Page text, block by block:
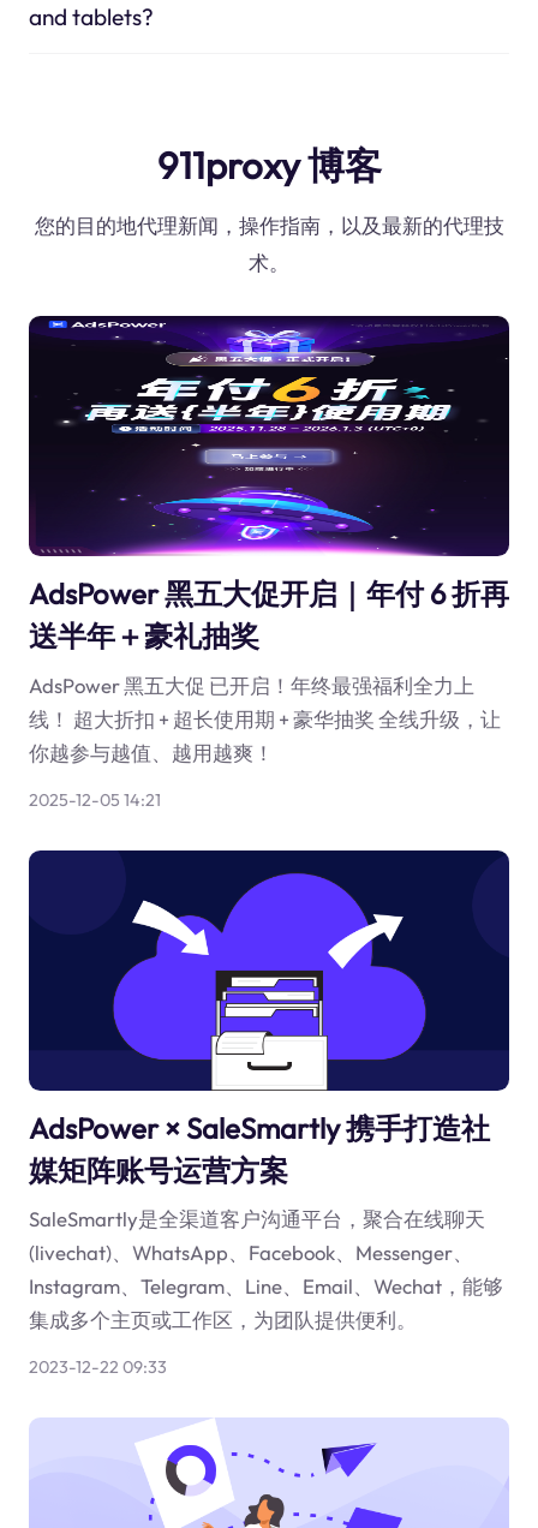
and tablets?
911proxy 博客
您的目的地代理新闻，操作指南，以及最新的代理技
术。
AdsPower 黑五大促开启｜年付 6 折再
送半年＋豪礼抽奖
AdsPower 黑五大促 已开启！年终最强福利全力上
线！ 超大折扣 + 超长使用期 + 豪华抽奖 全线升级，让
你越参与越值、越用越爽！
2025-12-05 14:21
AdsPower × SaleSmartly 携手打造社
媒矩阵账号运营方案
SaleSmartly是全渠道客户沟通平台，聚合在线聊天
(livechat)、WhatsApp、Facebook、Messenger、
Instagram、Telegram、Line、Email、Wechat，能够
集成多个主页或工作区，为团队提供便利。
2023-12-22 09:33